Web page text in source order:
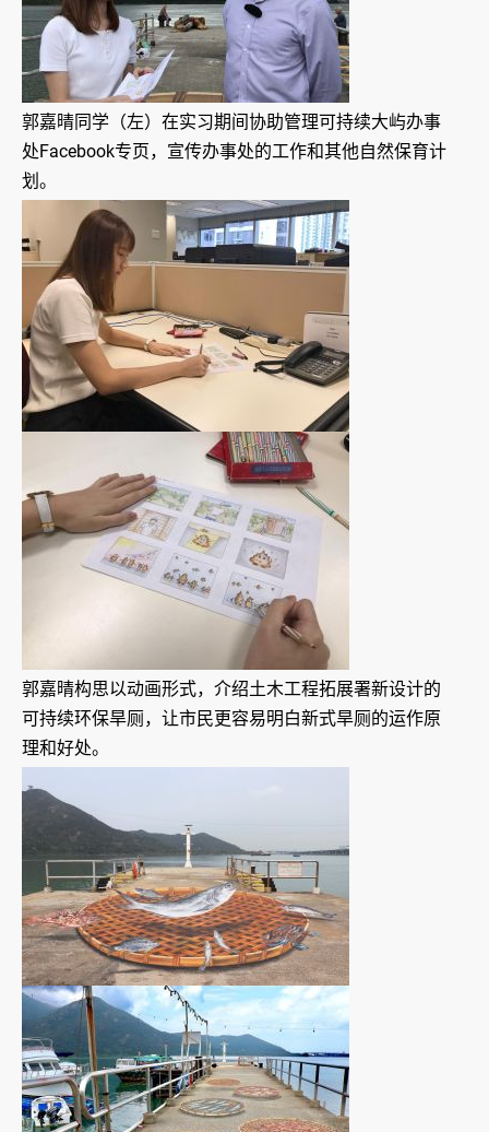
郭嘉晴同学（左）在实习期间协助管理可持续大屿办事
处Facebook专页，宣传办事处的工作和其他自然保育计
划。
郭嘉晴构思以动画形式，介绍土木工程拓展署新设计的
可持续环保旱厕，让市民更容易明白新式旱厕的运作原
理和好处。